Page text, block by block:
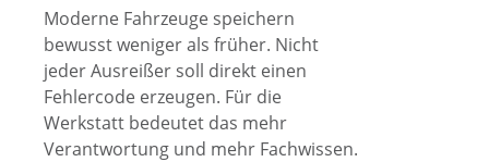
Moderne Fahrzeuge speichern
bewusst weniger als früher. Nicht
jeder Ausreißer soll direkt einen
Fehlercode erzeugen. Für die
Werkstatt bedeutet das mehr
Verantwortung und mehr Fachwissen.